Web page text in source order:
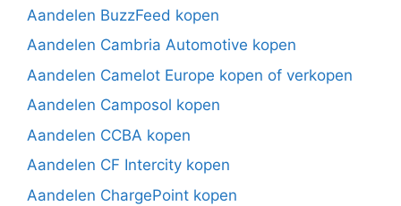
Aandelen BuzzFeed kopen
Aandelen Cambria Automotive kopen
Aandelen Camelot Europe kopen of verkopen
Aandelen Camposol kopen
Aandelen CCBA kopen
Aandelen CF Intercity kopen
Aandelen ChargePoint kopen